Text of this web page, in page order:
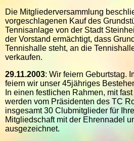
Die Mitgliederversammlung
vorgeschlagenen Kauf des
Tennisanlage von der Stadt
der Vorstand ermächtigt, dass
Tennishalle steht, an die
verkaufen.
29.11.2003: Wir feiern Geburtstag.
feiern wir unser 45jähriges
In einen festlichen Rahmen, mit
werden vom Präsidenten des TC
insgesamt 30 Clubmitglieder für
Mitgliedschaft mit der Ehrennadel
ausgezeichnet.